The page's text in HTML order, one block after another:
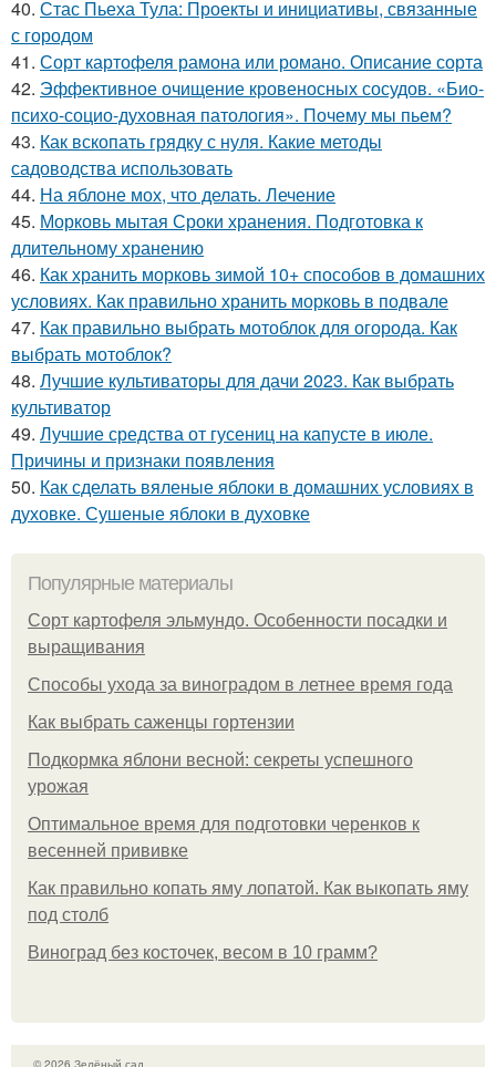
40. Стас Пьеха Тула: Проекты и инициативы, связанные
с городом
41. Сорт картофеля рамона или романо. Описание сорта
42. Эффективное очищение кровеносных сосудов. «Био-
психо-социо-духовная патология». Почему мы пьем?
43. Как вскопать грядку с нуля. Какие методы
садоводства использовать
44. На яблоне мох, что делать. Лечение
45. Морковь мытая Сроки хранения. Подготовка к
длительному хранению
46. Как хранить морковь зимой 10+ способов в домашних
условиях. Как правильно хранить морковь в подвале
47. Как правильно выбрать мотоблок для огорода. Как
выбрать мотоблок?
48. Лучшие культиваторы для дачи 2023. Как выбрать
культиватор
49. Лучшие средства от гусениц на капусте в июле.
Причины и признаки появления
50. Как сделать вяленые яблоки в домашних условиях в
духовке. Сушеные яблоки в духовке
Популярные материалы
Сорт картофеля эльмундо. Особенности посадки и
выращивания
Способы ухода за виноградом в летнее время года
Как выбрать саженцы гортензии
Подкормка яблони весной: секреты успешного
урожая
Оптимальное время для подготовки черенков к
весенней прививке
Как правильно копать яму лопатой. Как выкопать яму
под столб
Виноград без косточек, весом в 10 грамм?
© 2026 Зелёный сад